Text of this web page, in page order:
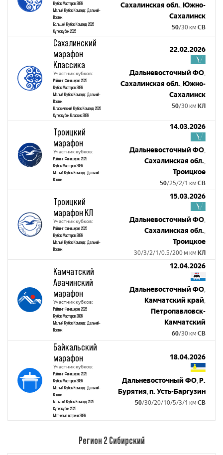
Кубок Мастеров 2026
Малый Кубок Команд: Дальний-
Восток
Большой Кубок Команд 2026
Суперкубок 2026
Сахалинская обл., Южно-
Сахалинск
50/30 км СВ
Сахалинский
марафон
Классика
Участник кубков:
Рейтинг Финишеров 2026
Кубок Мастеров 2026
Малый Кубок Команд: Дальний-
Восток
Классический Кубок Команд 2026
Суперкубок Классик 2026
22.02.2026
Дальневосточный ФО,
Сахалинская обл., Южно-
Сахалинск
50/30 км КЛ
Троицкий
марафон
Участник кубков:
Рейтинг Финишеров 2026
Кубок Мастеров 2026
Малый Кубок Команд: Дальний-
Восток
14.03.2026
Дальневосточный ФО,
Сахалинская обл.,
Троицкое
50/25/2/1 км СВ
Троицкий
марафон КЛ
Участник кубков:
Рейтинг Финишеров 2026
Кубок Мастеров 2026
Малый Кубок Команд: Дальний-
Восток
15.03.2026
Дальневосточный ФО,
Сахалинская обл.,
Троицкое
30/3/2/1/0.5/200 м км КЛ
Камчатский
Авачинский
марафон
Участник кубков:
Рейтинг Финишеров 2026
Кубок Мастеров 2026
Малый Кубок Команд: Дальний-
Восток
12.04.2026
Дальневосточный ФО,
Камчатский край,
Петропавловск-
Камчатский
60/30 км СВ
Байкальский
марафон
Участник кубков:
Рейтинг Финишеров 2026
Кубок Мастеров 2026
Малый Кубок Команд: Дальний-
Восток
Большой Кубок Команд 2026
Суперкубок 2026
Матчевые встречи 2026
18.04.2026
Дальневосточный ФО, Р.
Бурятия,п. Усть-Баргузин
50/30/20/10/5/3/1 км СВ
Регион 2 Сибирский